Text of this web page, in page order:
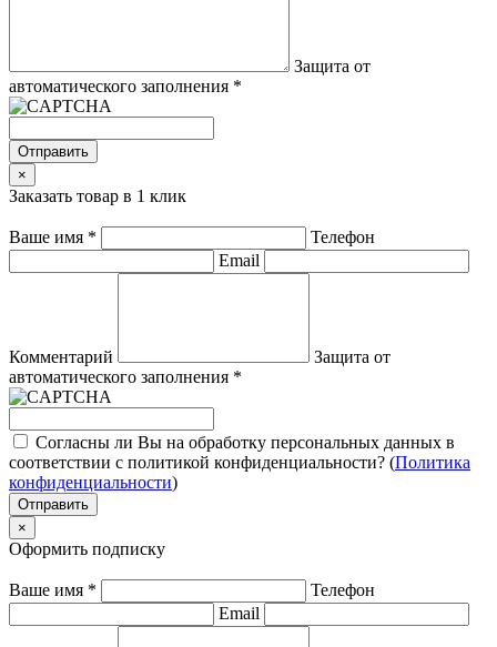
Защита от
автоматического заполнения *
Отправить
×
Заказать товар в 1 клик
Ваше имя *
Телефон
Email
Комментарий
Защита от
автоматического заполнения *
Согласны ли Вы на обработку персональных данных в
соответствии с политикой конфиденциальности? (Политика
конфиденциальности)
Отправить
×
Оформить подписку
Ваше имя *
Телефон
Email